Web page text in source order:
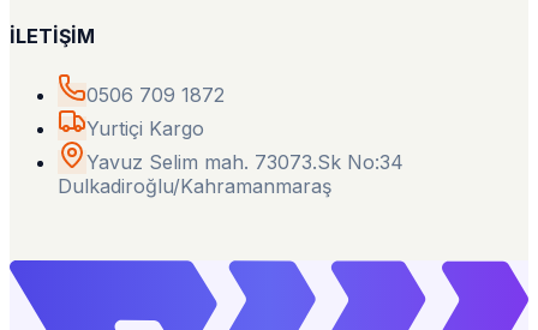
İLETİŞİM
0506 709 1872
Yurtiçi Kargo
Yavuz Selim mah. 73073.Sk No:34
Dulkadiroğlu/Kahramanmaraş